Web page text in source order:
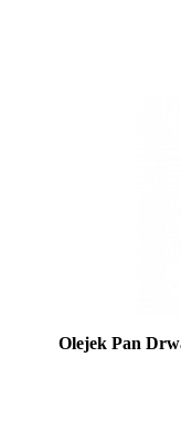
Olejek Pan